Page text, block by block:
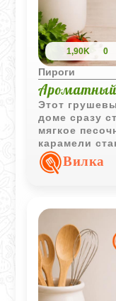
1,90K 0
Пироги
Ароматный
Этот
доме сразу
мягкое
карамели
лёгкий
сложно
что хочется
нужно
небольшим
Вилка